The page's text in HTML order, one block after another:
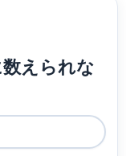
えられな